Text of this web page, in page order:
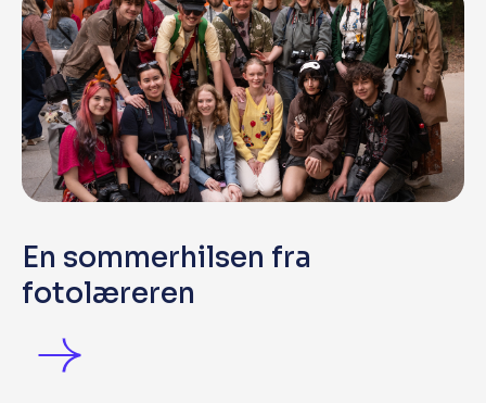
En sommerhilsen fra
fotolæreren